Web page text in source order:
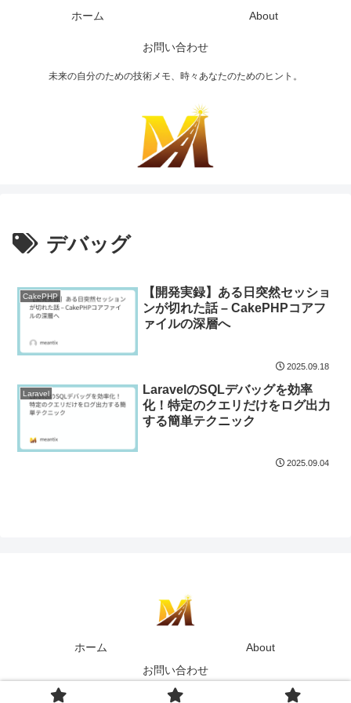
未来の自分のための技術メモ、時々あなたのためのヒント。
ホーム About
お問い合わせ
デバッグ
CakePHP
【開発実録】ある日突然セッショ
ンが切れた話 – CakePHPコアフ
ァイルの深層へ
2025.09.18
Laravel
LaravelのSQLデバッグを効率
化！特定のクエリだけをログ出力
する簡単テクニック
2025.09.04
ホーム
About
お問い合わせ
© 2025 MEANTECH.